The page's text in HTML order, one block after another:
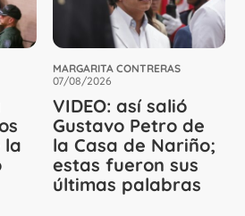
la
MARGARITA CONTRERAS
07/08/2026
VIDEO: así salió
Gustavo Petro de
la Casa de Nariño;
estas fueron sus
últimas palabras